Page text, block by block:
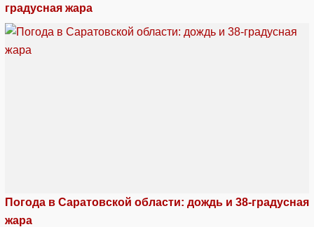
градусная жара
Погода в Саратовской области: дождь и 38-градусная
жара